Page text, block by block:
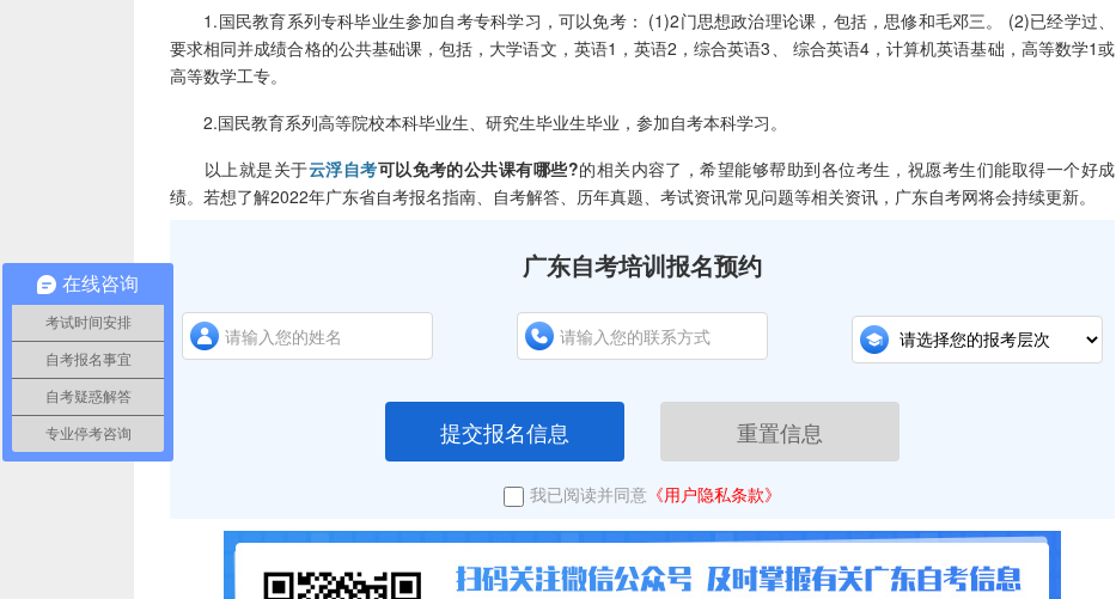
1.国民教育系列专科毕业生参加自考专科学习，可以免考： (1)2门思想政治理论课，包括，思修和毛邓三。 (2)已经学过、
要求相同并成绩合格的公共基础课，包括，大学语文，英语1，英语2，综合英语3、 综合英语4，计算机英语基础，高等数学1或
高等数学工专。
2.国民教育系列高等院校本科毕业生、研究生毕业生毕业，参加自考本科学习。
以上就是关于云浮自考可以免考的公共课有哪些?的相关内容了，希望能够帮助到各位考生，祝愿考生们能取得一个好成
绩。若想了解2022年广东省自考报名指南、自考解答、历年真题、考试资讯常见问题等相关资讯，广东自考网将会持续更新。
广东自考培训报名预约
提交报名信息 重置信息
我已阅读并同意 《用户隐私条款》
在线咨询
考试时间安排
自考报名事宜
自考疑惑解答
专业停考咨询